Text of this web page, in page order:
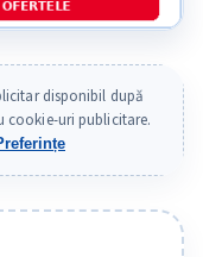
disponibil după
cookie-uri publicitare.